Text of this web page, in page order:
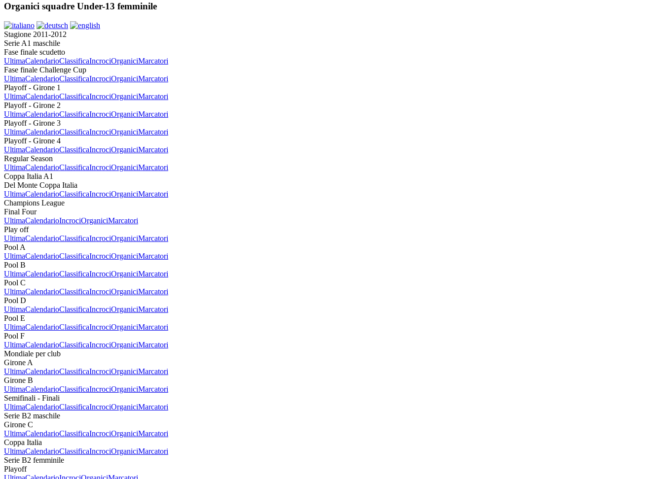
Organici squadre Under-13 femminile
Stagione 2011-2012
Serie A1 maschile
Fase finale scudetto
UltimaCalendarioClassificaIncrociOrganiciMarcatori
Fase finale Challenge Cup
UltimaCalendarioClassificaIncrociOrganiciMarcatori
Playoff - Girone 1
UltimaCalendarioClassificaIncrociOrganiciMarcatori
Playoff - Girone 2
UltimaCalendarioClassificaIncrociOrganiciMarcatori
Playoff - Girone 3
UltimaCalendarioClassificaIncrociOrganiciMarcatori
Playoff - Girone 4
UltimaCalendarioClassificaIncrociOrganiciMarcatori
Regular Season
UltimaCalendarioClassificaIncrociOrganiciMarcatori
Coppa Italia A1
Del Monte Coppa Italia
UltimaCalendarioClassificaIncrociOrganiciMarcatori
Champions League
Final Four
UltimaCalendarioIncrociOrganiciMarcatori
Play off
UltimaCalendarioClassificaIncrociOrganiciMarcatori
Pool A
UltimaCalendarioClassificaIncrociOrganiciMarcatori
Pool B
UltimaCalendarioClassificaIncrociOrganiciMarcatori
Pool C
UltimaCalendarioClassificaIncrociOrganiciMarcatori
Pool D
UltimaCalendarioClassificaIncrociOrganiciMarcatori
Pool E
UltimaCalendarioClassificaIncrociOrganiciMarcatori
Pool F
UltimaCalendarioClassificaIncrociOrganiciMarcatori
Mondiale per club
Girone A
UltimaCalendarioClassificaIncrociOrganiciMarcatori
Girone B
UltimaCalendarioClassificaIncrociOrganiciMarcatori
Semifinali - Finali
UltimaCalendarioClassificaIncrociOrganiciMarcatori
Serie B2 maschile
Girone C
UltimaCalendarioClassificaIncrociOrganiciMarcatori
Coppa Italia
UltimaCalendarioClassificaIncrociOrganiciMarcatori
Serie B2 femminile
Playoff